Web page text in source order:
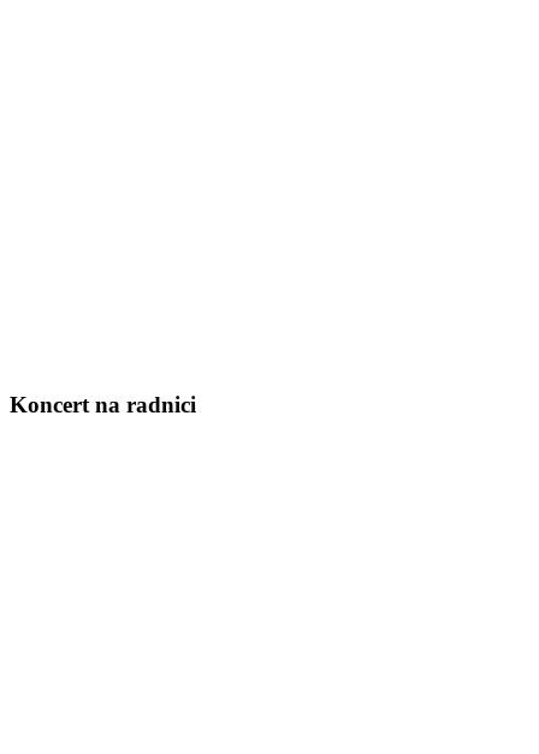
Koncert na radnici